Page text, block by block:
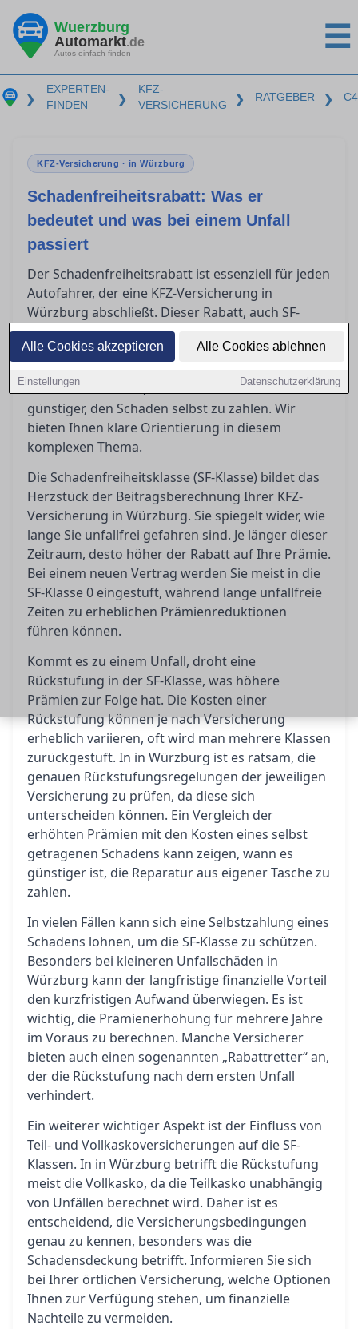
Alle Cookies akzeptieren Alle Cookies ablehnen
Einstellungen Datenschutzerklärung
Wuerzburg
Automarkt.de
Autos einfach finden ☰
❯
EXPERTEN-
FINDEN
❯
KFZ-
VERSICHERUNG
❯ RATGEBER ❯
KFZ-Versicherung · in Würzburg
Schadenfreiheitsrabatt: Was er
bedeutet und was bei einem Unfall
passiert
Der Schadenfreiheitsrabatt ist essenziell für jeden
Autofahrer, der eine KFZ-Versicherung in
Würzburg abschließt. Dieser Rabatt, auch SF-
Klasse genannt, kann erhebliche Einsparungen
bei der Versicherungsprämie bedeuten. Doch was
kann teuer werden, und manchmal ist es
günstiger, den Schaden selbst zu zahlen. Wir
bieten Ihnen klare Orientierung in diesem
komplexen Thema.
Die Schadenfreiheitsklasse (SF-Klasse) bildet das
Herzstück der Beitragsberechnung Ihrer KFZ-
Versicherung in Würzburg. Sie spiegelt wider, wie
lange Sie unfallfrei gefahren sind. Je länger dieser
Zeitraum, desto höher der Rabatt auf Ihre Prämie.
Bei einem neuen Vertrag werden Sie meist in die
SF-Klasse 0 eingestuft, während lange unfallfreie
Zeiten zu erheblichen Prämienreduktionen
führen können.
Kommt es zu einem Unfall, droht eine
Rückstufung in der SF-Klasse, was höhere
Prämien zur Folge hat. Die Kosten einer
Rückstufung können je nach Versicherung
erheblich variieren, oft wird man mehrere Klassen
zurückgestuft. In in Würzburg ist es ratsam, die
genauen Rückstufungsregelungen der jeweiligen
Versicherung zu prüfen, da diese sich
unterscheiden können. Ein Vergleich der
erhöhten Prämien mit den Kosten eines selbst
getragenen Schadens kann zeigen, wann es
günstiger ist, die Reparatur aus eigener Tasche zu
zahlen.
In vielen Fällen kann sich eine Selbstzahlung eines
Schadens lohnen, um die SF-Klasse zu schützen.
Besonders bei kleineren Unfallschäden in
Würzburg kann der langfristige finanzielle Vorteil
den kurzfristigen Aufwand überwiegen. Es ist
wichtig, die Prämienerhöhung für mehrere Jahre
im Voraus zu berechnen. Manche Versicherer
bieten auch einen sogenannten „Rabattretter“ an,
der die Rückstufung nach dem ersten Unfall
verhindert.
Ein weiterer wichtiger Aspekt ist der Einfluss von
Teil- und Vollkaskoversicherungen auf die SF-
Klassen. In in Würzburg betrifft die Rückstufung
meist die Vollkasko, da die Teilkasko unabhängig
von Unfällen berechnet wird. Daher ist es
entscheidend, die Versicherungsbedingungen
genau zu kennen, besonders was die
Schadensdeckung betrifft. Informieren Sie sich
bei Ihrer örtlichen Versicherung, welche Optionen
Ihnen zur Verfügung stehen, um finanzielle
Nachteile zu vermeiden.